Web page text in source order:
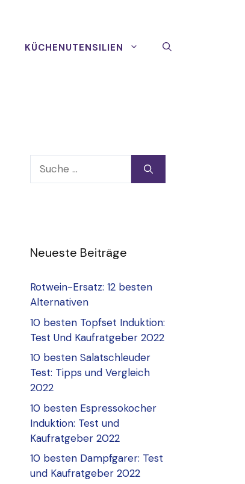
KÜCHENUTENSILIEN
Suche
nach:
Neueste Beiträge
Rotwein-Ersatz: 12 besten
Alternativen
10 besten Topfset Induktion:
Test Und Kaufratgeber 2022
10 besten Salatschleuder
Test: Tipps und Vergleich
2022
10 besten Espressokocher
Induktion: Test und
Kaufratgeber 2022
10 besten Dampfgarer: Test
und Kaufratgeber 2022